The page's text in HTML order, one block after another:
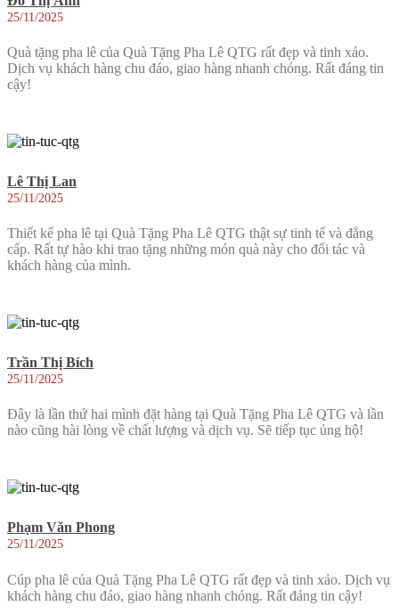
25/11/2025
Quà tặng pha lê của Quà Tặng Pha Lê QTG rất đẹp và tinh xảo.
Dịch vụ khách hàng chu đáo, giao hàng nhanh chóng. Rất đáng tin
cậy!
Lê Thị Lan
25/11/2025
Thiết kế pha lê tại Quà Tặng Pha Lê QTG thật sự tinh tế và đẳng
cấp. Rất tự hào khi trao tặng những món quà này cho đối tác và
khách hàng của mình.
Trần Thị Bích
25/11/2025
Đây là lần thứ hai mình đặt hàng tại Quà Tặng Pha Lê QTG và lần
nào cũng hài lòng về chất lượng và dịch vụ. Sẽ tiếp tục ủng hộ!
Phạm Văn Phong
25/11/2025
Cúp pha lê của Quà Tặng Pha Lê QTG rất đẹp và tinh xảo. Dịch vụ
khách hàng chu đáo, giao hàng nhanh chóng. Rất đáng tin cậy!